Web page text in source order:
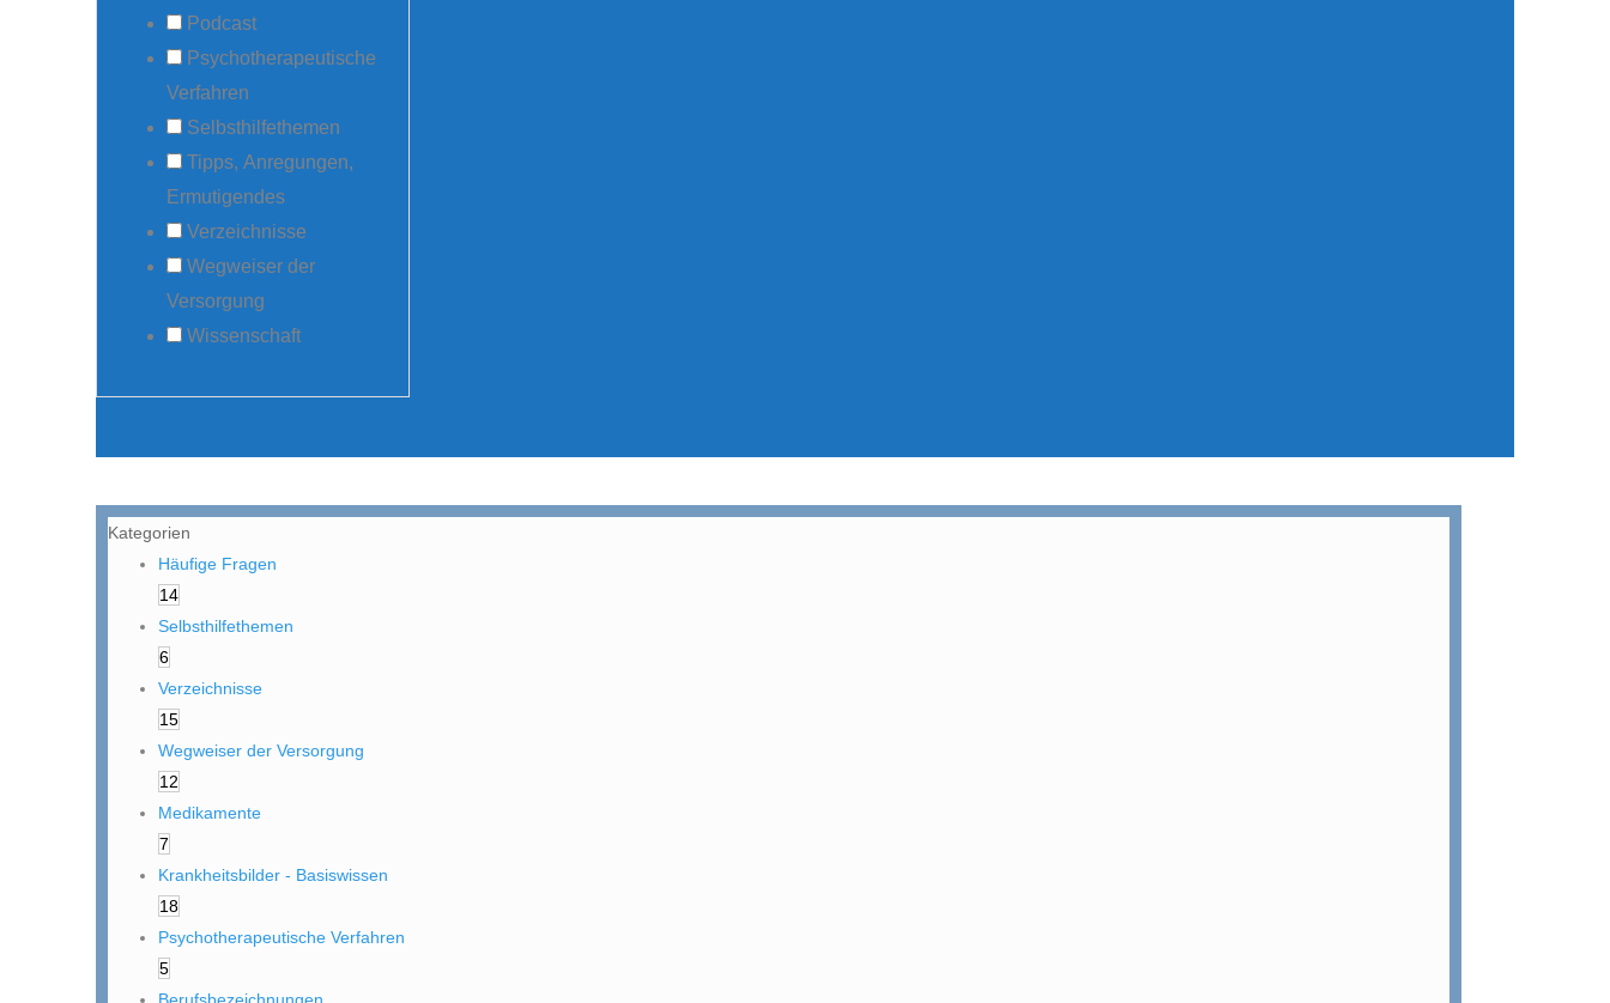
Podcast
Psychotherapeutische
Verfahren
Selbsthilfethemen
Tipps, Anregungen,
Ermutigendes
Verzeichnisse
Wegweiser der
Versorgung
Wissenschaft
Kategorien
Häufige Fragen
14
Selbsthilfethemen
6
Verzeichnisse
15
Wegweiser der Versorgung
12
Medikamente
7
Krankheitsbilder - Basiswissen
18
Psychotherapeutische Verfahren
5
Berufsbezeichnungen